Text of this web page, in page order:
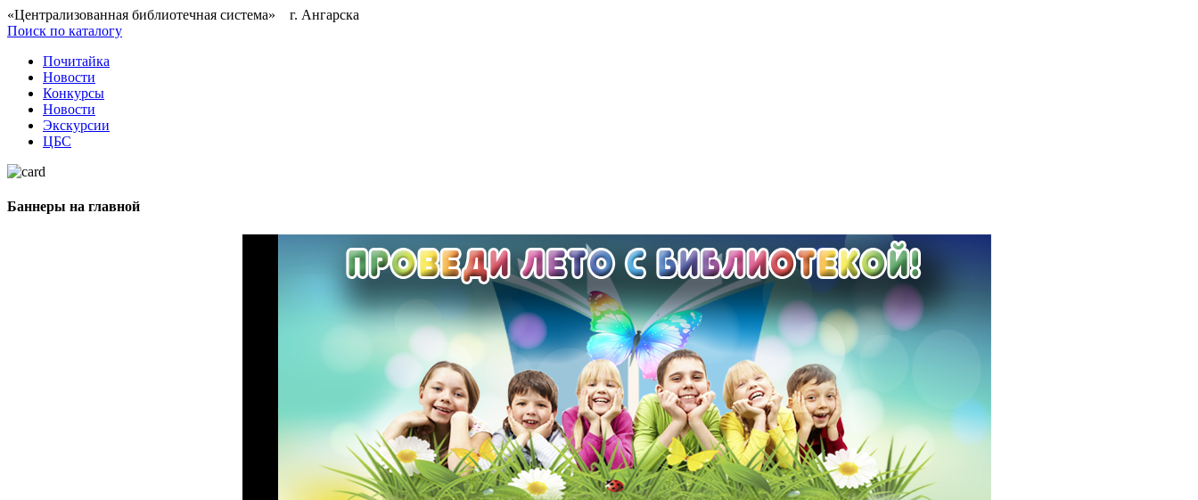
«Централизованная библиотечная система» г. Ангарска
Поиск по каталогу
Почитайка
Новости
Конкурсы
Новости
Экскурсии
ЦБС
Баннеры на главной